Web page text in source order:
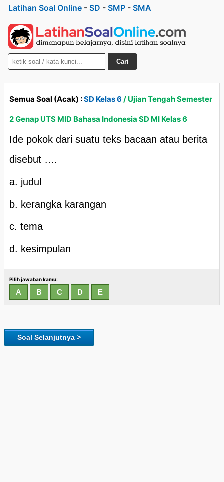
Latihan Soal Online - SD - SMP - SMA
Cari
Semua Soal (Acak) :SD Kelas 6 / Ujian Tengah Semester
2 Genap UTS MID Bahasa Indonesia SD MI Kelas 6
Ide pokok dari suatu teks bacaan atau berita
disebut ….
a. judul
b. kerangka karangan
c. tema
d. kesimpulan
Pilih jawaban kamu:
Soal Selanjutnya >